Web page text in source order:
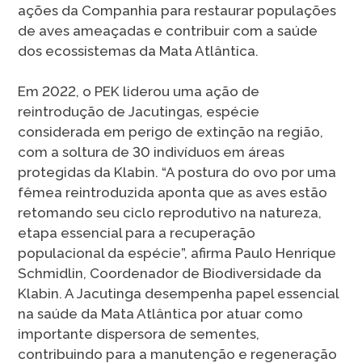
ações da Companhia para restaurar populações
de aves ameaçadas e contribuir com a saúde
dos ecossistemas da Mata Atlântica.
Em 2022, o PEK liderou uma ação de
reintrodução de Jacutingas, espécie
considerada em perigo de extinção na região,
com a soltura de 30 indivíduos em áreas
protegidas da Klabin. “A postura do ovo por uma
fêmea reintroduzida aponta que as aves estão
retomando seu ciclo reprodutivo na natureza,
etapa essencial para a recuperação
populacional da espécie”, afirma Paulo Henrique
Schmidlin, Coordenador de Biodiversidade da
Klabin. A Jacutinga desempenha papel essencial
na saúde da Mata Atlântica por atuar como
importante dispersora de sementes,
contribuindo para a manutenção e regeneração